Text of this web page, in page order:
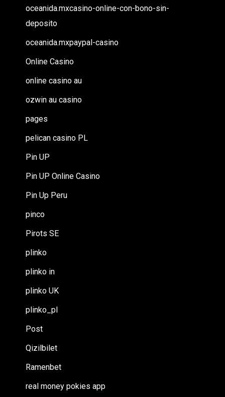
oceanida.mxcasino-online-con-bono-sin-
deposito
oceanida.mxpaypal-casino
Online Casino
online casino au
ozwin au casino
pages
pelican casino PL
Pin UP
Pin UP Online Casino
Pin Up Peru
pinco
Pirots SE
plinko
plinko in
plinko UK
plinko_pl
Post
Qizilbilet
Ramenbet
real money pokies app